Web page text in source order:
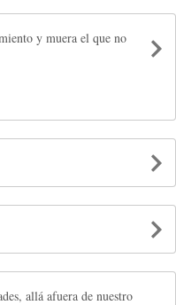
y muera el que no
allá afuera de nuestro